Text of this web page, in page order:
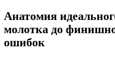
Анатомия
молотка до
ошибок